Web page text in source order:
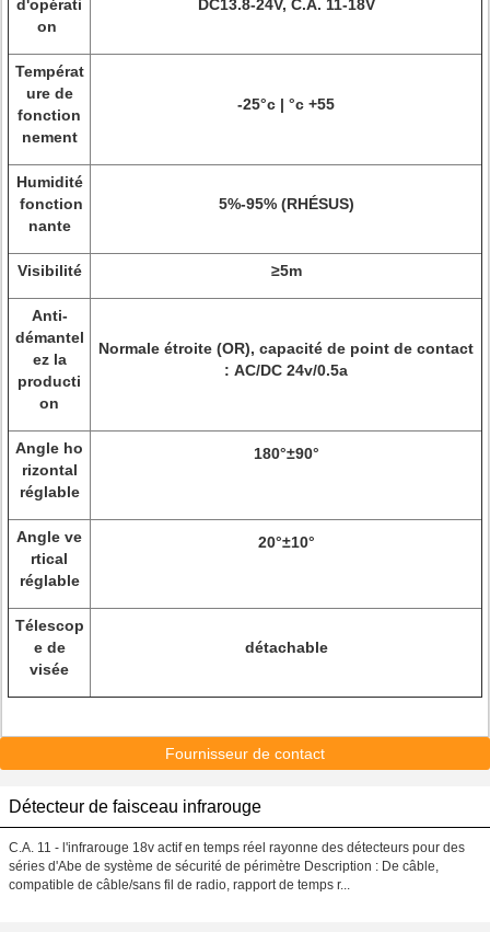
d'opérati
on
DC13.8-24V, C.A. 11-18V
Températ
ure de
fonction
nement
-25°c | °c +55
Humidité
fonction
nante
5%-95% (RHÉSUS)
Visibilité ≥5m
Anti-
démantel
ez la
producti
on
Normale étroite (OR), capacité de point de contact
: AC/DC 24v/0.5a
Angle ho
rizontal
réglable
180°±90°
Angle ve
rtical
réglable
20°±10°
Télescop
e de
visée
détachable
Fournisseur de contact
Détecteur de faisceau infrarouge
C.A. 11 - l'infrarouge 18v actif en temps réel rayonne des détecteurs pour des
séries d'Abe de système de sécurité de périmètre Description : De câble,
compatible de câble/sans fil de radio, rapport de temps r...